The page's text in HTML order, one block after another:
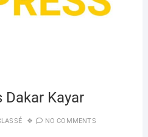
Kayar
NO COMMENTS